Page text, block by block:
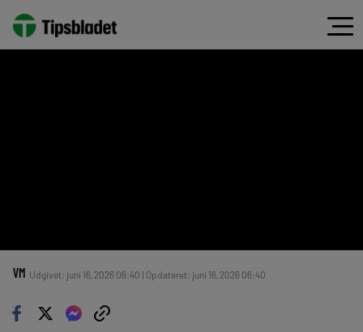
VM Udgivet: juni 16, 2026 06:40 | Opdateret: juni 16, 2026 06:40